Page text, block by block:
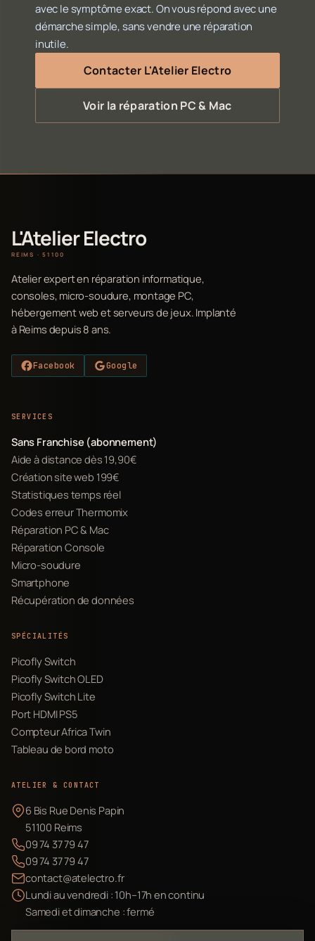
avec le symptôme exact. On vous répond avec une
démarche simple, sans vendre une réparation
inutile.
Contacter L'Atelier Electro
Voir la réparation PC & Mac
L'Atelier Electro
REIMS · 51100
Atelier expert en réparation informatique,
consoles, micro-soudure, montage PC,
hébergement web et serveurs de jeux. Implanté
à Reims depuis 8 ans.
Facebook Google
SERVICES
Sans Franchise (abonnement)
Aide à distance dès 19,90€
Création site web 199€
Statistiques temps réel
Codes erreur Thermomix
Réparation PC & Mac
Réparation Console
Micro-soudure
Smartphone
Récupération de données
SPÉCIALITÉS
Picofly Switch
Picofly Switch OLED
Picofly Switch Lite
Port HDMI PS5
Compteur Africa Twin
Tableau de bord moto
ATELIER & CONTACT
6 Bis Rue Denis Papin
51100 Reims
09 74 37 79 47
09 74 37 79 47
contact@atelectro.fr
Lundi au vendredi : 10h–17h en continu
Samedi et dimanche : fermé